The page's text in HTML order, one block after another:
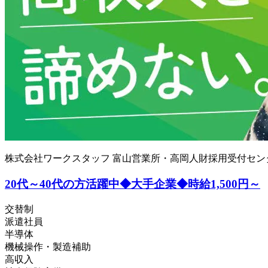
株式会社ワークスタッフ 富山営業所・高岡人財採用受付セン
20代～40代の方活躍中◆大手企業◆時給1,500円～
交替制
派遣社員
半導体
機械操作・製造補助
高収入